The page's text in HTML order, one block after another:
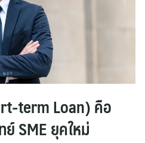
term Loan) คือ
ย์ SME ยุคใหม่